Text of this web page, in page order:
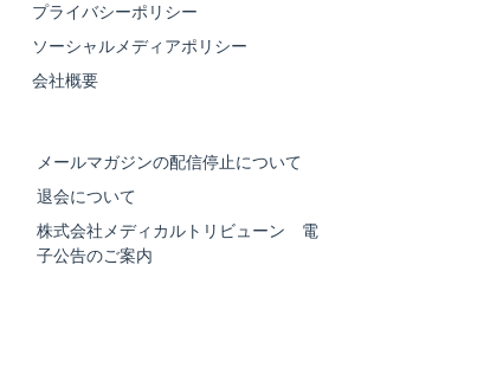
プライバシーポリシー
ソーシャルメディアポリシー
会社概要
メールマガジンの配信停止について
退会について
株式会社メディカルトリビューン 電
子公告のご案内